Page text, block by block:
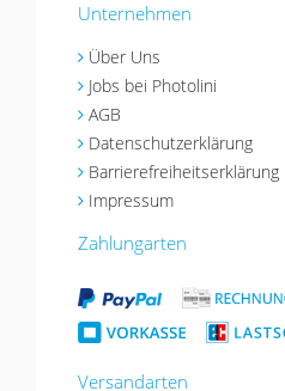
Unternehmen
Über Uns
Jobs bei Photolini
AGB
Datenschutzerklärung
Barrierefreiheitserklärung
Impressum
Zahlungarten
Versandarten